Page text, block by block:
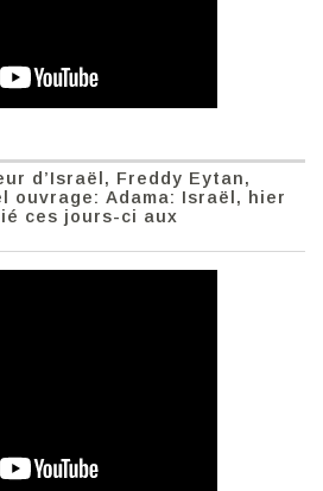
d’Israël, Freddy Eytan,
ouvrage: Adama: Israël, hier
ces jours-ci aux